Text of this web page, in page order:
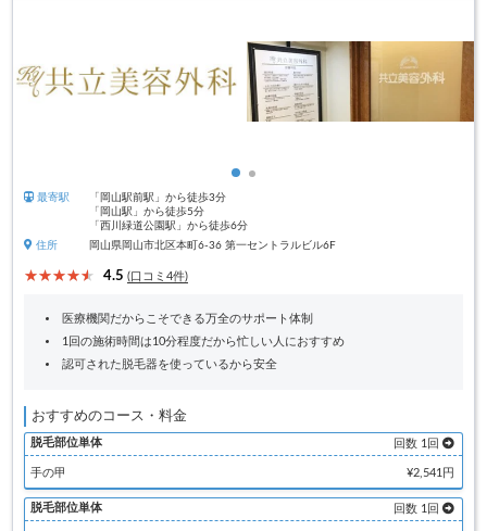
最寄駅
「岡山駅前駅」から徒歩3分
「岡山駅」から徒歩5分
「西川緑道公園駅」から徒歩6分
住所
岡山県岡山市北区本町6-36 第一セントラルビル6F
4.5 (口コミ4件)
医療機関だからこそできる万全のサポート体制
1回の施術時間は10分程度だから忙しい人におすすめ
認可された脱毛器を使っているから安全
おすすめのコース・料金
脱毛部位単体 回数 1回
手の甲 ¥2,541円
脱毛部位単体 回数 1回